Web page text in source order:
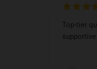
Top-tier